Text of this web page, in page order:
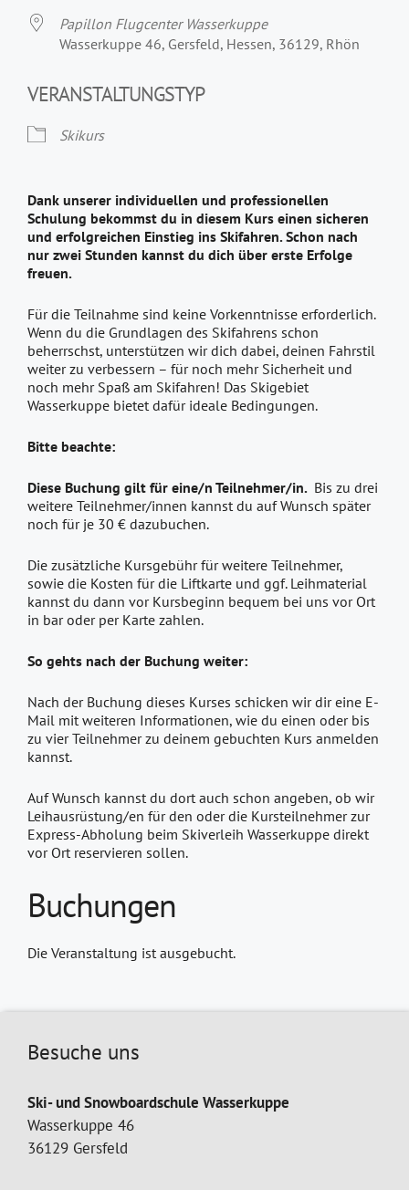
Papillon Flugcenter Wasserkuppe
Wasserkuppe 46, Gersfeld, Hessen, 36129, Rhön
VERANSTALTUNGSTYP
Skikurs
Dank unserer individuellen und professionellen
Schulung bekommst du in diesem Kurs einen sicheren
und erfolgreichen Einstieg ins Skifahren. Schon nach
nur zwei Stunden kannst du dich über erste Erfolge
freuen.
Für die Teilnahme sind keine Vorkenntnisse erforderlich.
Wenn du die Grundlagen des Skifahrens schon
beherrschst, unterstützen wir dich dabei, deinen Fahrstil
weiter zu verbessern – für noch mehr Sicherheit und
noch mehr Spaß am Skifahren! Das Skigebiet
Wasserkuppe bietet dafür ideale Bedingungen.
Bitte beachte:
Diese Buchung gilt für eine/n Teilnehmer/in. Bis zu drei
weitere Teilnehmer/innen kannst du auf Wunsch später
noch für je 30 € dazubuchen.
Die zusätzliche Kursgebühr für weitere Teilnehmer,
sowie die Kosten für die Liftkarte und ggf. Leihmaterial
kannst du dann vor Kursbeginn bequem bei uns vor Ort
in bar oder per Karte zahlen.
So gehts nach der Buchung weiter:
Nach der Buchung dieses Kurses schicken wir dir eine E-
Mail mit weiteren Informationen, wie du einen oder bis
zu vier Teilnehmer zu deinem gebuchten Kurs anmelden
kannst.
Auf Wunsch kannst du dort auch schon angeben, ob wir
Leihausrüstung/en für den oder die Kursteilnehmer zur
Express-Abholung beim Skiverleih Wasserkuppe direkt
vor Ort reservieren sollen.
Buchungen
Die Veranstaltung ist ausgebucht.
Besuche uns
Ski- und Snowboardschule Wasserkuppe
Wasserkuppe 46
36129 Gersfeld